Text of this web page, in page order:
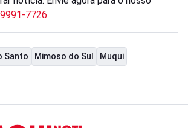
7726
Santo Mimoso do Sul Muqui